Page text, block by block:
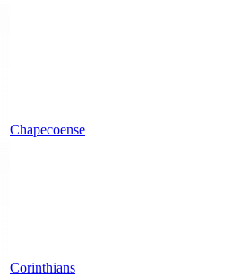
Chapecoense
Corinthians